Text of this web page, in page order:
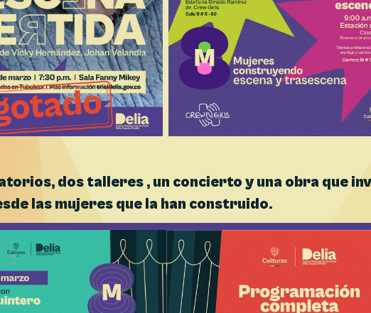
dos talleres , un concierto y una obra que
las mujeres que la han construido.